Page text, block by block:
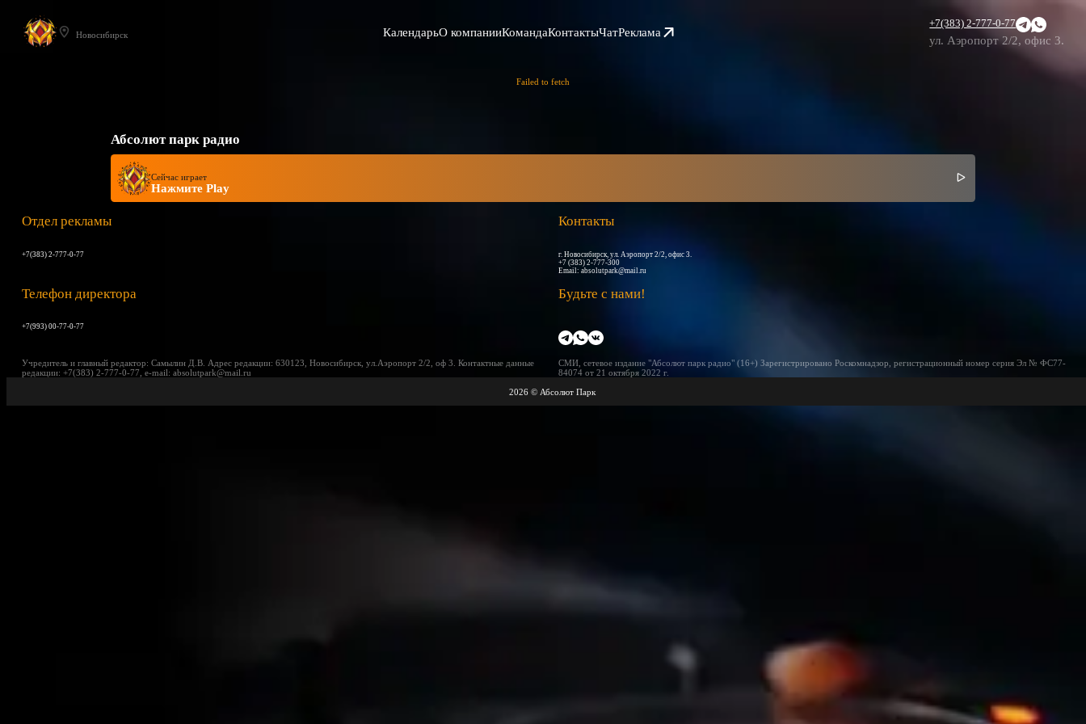
Новосибирск КалендарьО компанииКомандаКонтактыЧатРеклама
+7(383) 2-777-0-77
ул. Аэропорт 2/2, офис 3.
Failed to fetch
Абсолют парк радио
Сейчас играет
Нажмите Play
Отдел рекламы
+7(383) 2-777-0-77
Контакты
г. Новосибирск, ул. Аэропорт 2/2, офис 3.
+7 (383) 2-777-300
Email: absolutpark@mail.ru
Телефон директора
+7(993) 00-77-0-77
Будьте с нами!
Учредитель и главный редактор: Самылин Д.В. Адрес редакции: 630123, Новосибирск, ул.Аэропорт 2/2, оф 3. Контактные данные
редакции: +7(383) 2-777-0-77, e-mail: absolutpark@mail.ru
СМИ, сетевое издание "Абсолют парк радио" (16+) Зарегистрировано Роскомнадзор, регистрационный номер серия Эл № ФС77-
84074 от 21 октября 2022 г.
2026 © Абсолют Парк